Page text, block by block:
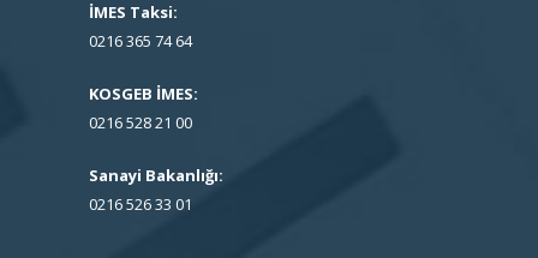
İMES Taksi:
0216 365 74 64
KOSGEB İMES:
0216 528 21 00
Sanayi Bakanlığı:
0216 526 33 01